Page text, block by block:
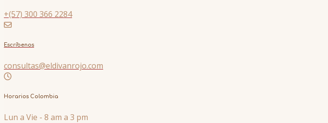
+(57) 300 366 2284
Escríbenos
consultas@eldivanrojo.com
Horarios Colombia
Lun a Vie - 8 am a 3 pm